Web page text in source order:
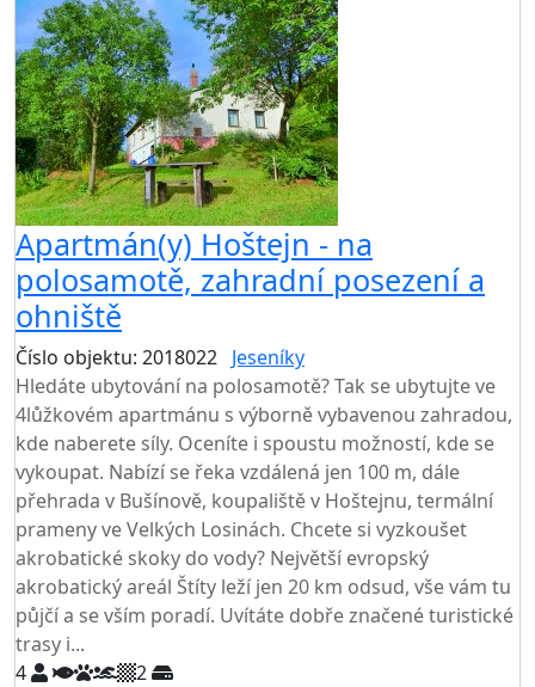
Apartmán(y) Hoštejn - na
polosamotě, zahradní posezení a
ohniště
Číslo objektu: 2018022 Jeseníky
Hledáte ubytování na polosamotě? Tak se ubytujte ve
4lůžkovém apartmánu s výborně vybavenou zahradou,
kde naberete síly. Oceníte i spoustu možností, kde se
vykoupat. Nabízí se řeka vzdálená jen 100 m, dále
přehrada v Bušínově, koupaliště v Hoštejnu, termální
prameny ve Velkých Losinách. Chcete si vyzkoušet
akrobatické skoky do vody? Největší evropský
akrobatický areál Štíty leží jen 20 km odsud, vše vám tu
půjčí a se vším poradí. Uvítáte dobře značené turistické
trasy i...
4
2